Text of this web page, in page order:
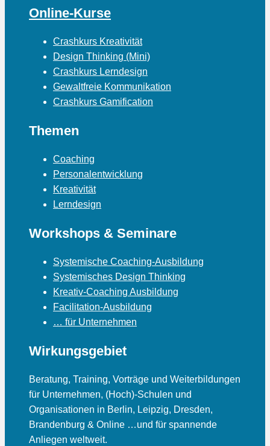
Online-Kurse
Crashkurs Kreativität
Design Thinking (Mini)
Crashkurs Lerndesign
Gewaltfreie Kommunikation
Crashkurs Gamification
Themen
Coaching
Personalentwicklung
Kreativität
Lerndesign
Workshops & Seminare
Systemische Coaching-Ausbildung
Systemisches Design Thinking
Kreativ-Coaching Ausbildung
Facilitation-Ausbildung
… für Unternehmen
Wirkungsgebiet
Beratung, Training, Vorträge und Weiterbildungen
für Unternehmen, (Hoch)-Schulen und
Organisationen in Berlin, Leipzig, Dresden,
Brandenburg & Online …und für spannende
Anliegen weltweit.